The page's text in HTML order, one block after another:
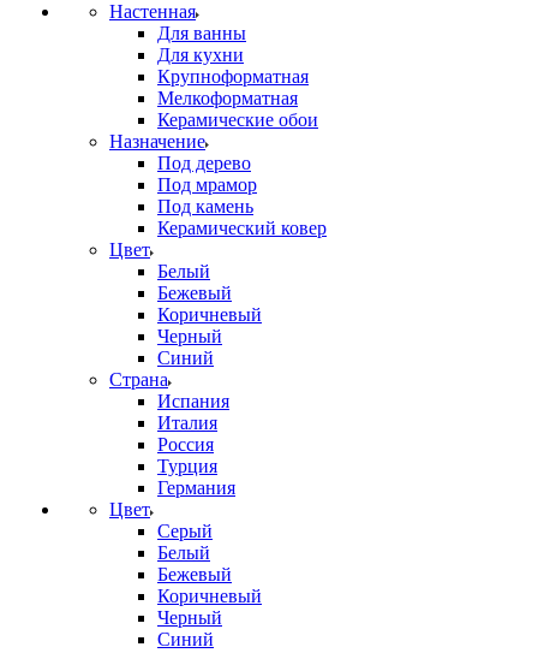
Настенная
Для ванны
Для кухни
Крупноформатная
Мелкоформатная
Керамические обои
Назначение
Под дерево
Под мрамор
Под камень
Керамический ковер
Цвет
Белый
Бежевый
Коричневый
Черный
Синий
Страна
Испания
Италия
Россия
Турция
Германия
Цвет
Серый
Белый
Бежевый
Коричневый
Черный
Синий